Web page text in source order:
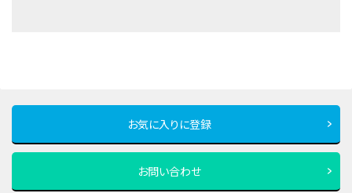
お気に入りに登録
お問い合わせ